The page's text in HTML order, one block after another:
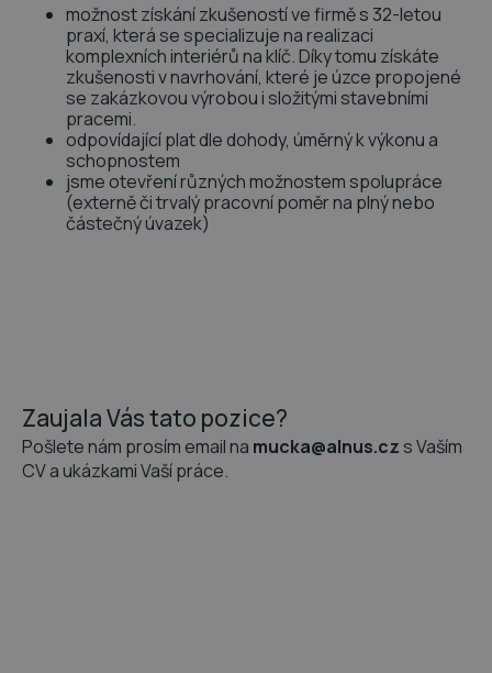
možnost získání zkušeností ve firmě s 32-letou
praxí, která se specializuje na realizaci
komplexních interiérů na klíč. Díky tomu získáte
zkušenosti v navrhování, které je úzce propojené
se zakázkovou výrobou i složitými stavebními
pracemi.
odpovídající plat dle dohody, úměrný k výkonu a
schopnostem
jsme otevření různých možnostem spolupráce
(externě či trvalý pracovní poměr na plný nebo
částečný úvazek)
Zaujala Vás tato pozice?
Pošlete nám prosím email na mucka@alnus.czs Vaším
CV a ukázkami Vaší práce.